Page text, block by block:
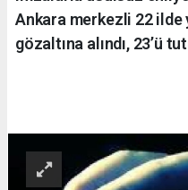
Ankara merkezli 22 ilde
gözaltına alındı, 23’ü